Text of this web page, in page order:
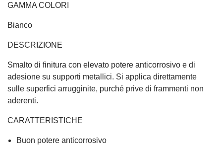
GAMMA COLORI
Bianco
DESCRIZIONE
Smalto di finitura con elevato potere anticorrosivo e di
adesione su supporti metallici. Si applica direttamente
sulle superfici arrugginite, purché prive di frammenti non
aderenti.
CARATTERISTICHE
Buon potere anticorrosivo